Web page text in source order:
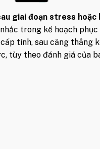
giai đoạn stress hoặc
trong kế hoạch phục
tính, sau căng thẳng
tùy theo đánh giá của